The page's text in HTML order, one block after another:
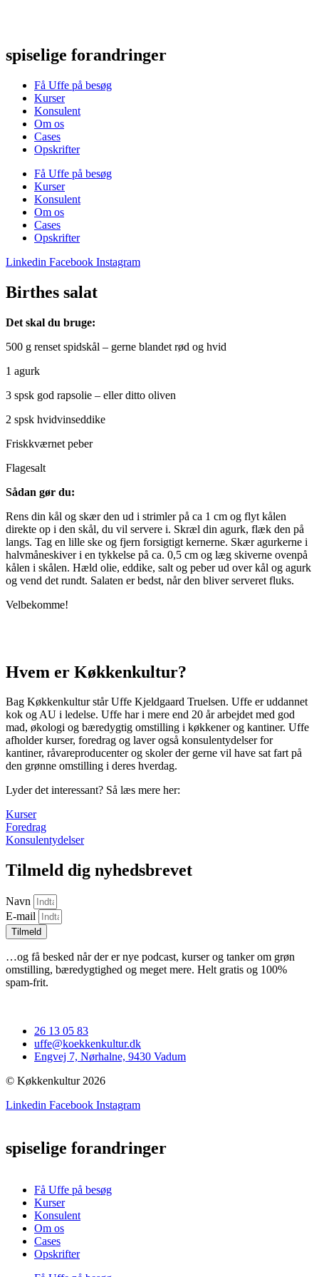
spiselige forandringer
Få Uffe på besøg
Kurser
Konsulent
Om os
Cases
Opskrifter
Få Uffe på besøg
Kurser
Konsulent
Om os
Cases
Opskrifter
Linkedin Facebook Instagram
Birthes salat
Det skal du bruge:
500 g renset spidskål – gerne blandet rød og hvid
1 agurk
3 spsk god rapsolie – eller ditto oliven
2 spsk hvidvinseddike
Friskkværnet peber
Flagesalt
Sådan gør du:
Rens din kål og skær den ud i strimler på ca 1 cm og flyt kålen
direkte op i den skål, du vil servere i. Skræl din agurk, flæk den på
langs. Tag en lille ske og fjern forsigtigt kernerne. Skær agurkerne i
halvmåneskiver i en tykkelse på ca. 0,5 cm og læg skiverne ovenpå
kålen i skålen. Hæld olie, eddike, salt og peber ud over kål og agurk
og vend det rundt. Salaten er bedst, når den bliver serveret fluks.
Velbekomme!
Hvem er Køkkenkultur?
Bag Køkkenkultur står Uffe Kjeldgaard Truelsen. Uffe er uddannet
kok og AU i ledelse. Uffe har i mere end 20 år arbejdet med god
mad, økologi og bæredygtig omstilling i køkkener og kantiner. Uffe
afholder kurser, foredrag og laver også konsulentydelser for
kantiner, råvareproducenter og skoler der gerne vil have sat fart på
den grønne omstilling i deres hverdag.
Lyder det interessant? Så læs mere her:
Kurser
Foredrag
Konsulentydelser
Tilmeld dig nyhedsbrevet
Navn
E-mail
Tilmeld
…og få besked når der er nye podcast, kurser og tanker om grøn
omstilling, bæredygtighed og meget mere. Helt gratis og 100%
spam-frit.
26 13 05 83
uffe@koekkenkultur.dk
Engvej 7, Nørhalne, 9430 Vadum
© Køkkenkultur 2026
Linkedin Facebook Instagram
spiselige forandringer
Få Uffe på besøg
Kurser
Konsulent
Om os
Cases
Opskrifter